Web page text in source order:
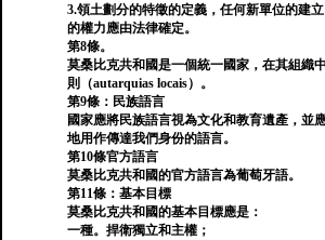
3.領土劃分的特徵的定義，任何新單位的建
的權力應由法律確定。
第8條。
莫桑比克共和國是一個統一國家，在其組織
則（autarquias locais）。
第9條：民族語言
國家應將民族語言視為文化和教育遺產，並
地用作傳達我們身份的語言。
第10條官方語言
莫桑比克共和國的官方語言為葡萄牙語。
第11條：基本目標
莫桑比克共和國的基本目標應是：
一種。捍衛獨立和主權；